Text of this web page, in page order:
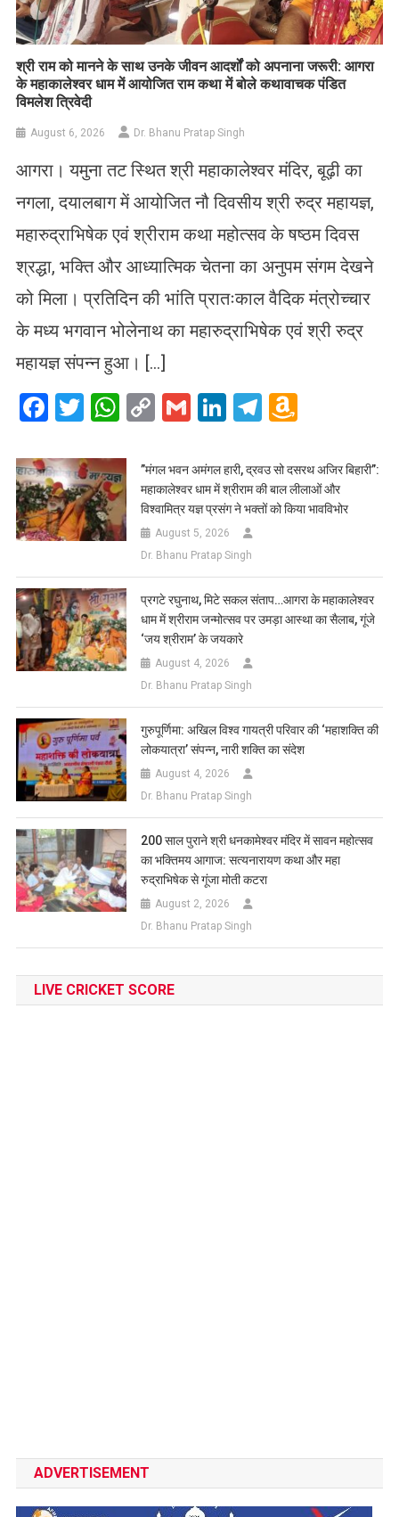
​श्री राम को मानने के साथ उनके जीवन आदर्शों को अपनाना जरूरी: आगरा
के महाकालेश्वर धाम में आयोजित राम कथा में बोले कथावाचक पंडित
विमलेश त्रिवेदी
August 6, 2026 Dr. Bhanu Pratap Singh
आगरा। यमुना तट स्थित श्री महाकालेश्वर मंदिर, बूढ़ी का
नगला, दयालबाग में आयोजित नौ दिवसीय श्री रुद्र महायज्ञ,
महारुद्राभिषेक एवं श्रीराम कथा महोत्सव के षष्ठम दिवस
श्रद्धा, भक्ति और आध्यात्मिक चेतना का अनुपम संगम देखने
को मिला। प्रतिदिन की भांति प्रातःकाल वैदिक मंत्रोच्चार
के मध्य भगवान भोलेनाथ का महारुद्राभिषेक एवं श्री रुद्र
महायज्ञ संपन्न हुआ। […]
Facebook
Twitter
WhatsApp
CopyGmailLinkedIn
Telegram
List
​”मंगल भवन अमंगल हारी, द्रवउ सो दसरथ अजिर बिहारी”:
महाकालेश्वर धाम में श्रीराम की बाल लीलाओं और
विश्वामित्र यज्ञ प्रसंग ने भक्तों को किया भावविभोर
August 5, 2026
Dr. Bhanu Pratap Singh
प्रगटे रघुनाथ, मिटे सकल संताप…आगरा के महाकालेश्वर
धाम में श्रीराम जन्मोत्सव पर उमड़ा आस्था का सैलाब, गूंजे
‘जय श्रीराम’ के जयकारे
August 4, 2026
Dr. Bhanu Pratap Singh
गुरुपूर्णिमा: अखिल विश्व गायत्री परिवार की ‘महाशक्ति की
लोकयात्रा’ संपन्न, नारी शक्ति का संदेश
August 4, 2026
Dr. Bhanu Pratap Singh
200 साल पुराने श्री धनकामेश्वर मंदिर में सावन महोत्सव
का भक्तिमय आगाज: सत्यनारायण कथा और महा
रुद्राभिषेक से गूंजा मोती कटरा
August 2, 2026
Dr. Bhanu Pratap Singh
LIVE CRICKET SCORE
ADVERTISEMENT